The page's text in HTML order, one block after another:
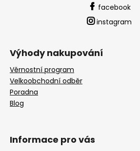
facebook
instagram
Výhody nakupování
Věrnostní program
Velkoobchodní odběr
Poradna
Blog
Informace pro vás